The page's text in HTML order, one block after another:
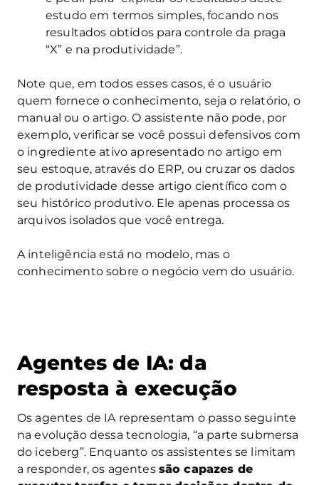
estudo em termos simples, focando nos
resultados obtidos para controle da praga
“X” e na produtividade”.
Note que, em todos esses casos, é o usuário
quem fornece o conhecimento, seja o relatório, o
manual ou o artigo. O assistente não pode, por
exemplo, verificar se você possui defensivos com
o ingrediente ativo apresentado no artigo em
seu estoque, através do ERP, ou cruzar os dados
de produtividade desse artigo científico com o
seu histórico produtivo. Ele apenas processa os
arquivos isolados que você entrega.
A inteligência está no modelo, mas o
conhecimento sobre o negócio vem do usuário.
Agentes de IA: da
resposta à execução
Os agentes de IA representam o passo seguinte
na evolução dessa tecnologia, “a parte submersa
do iceberg”. Enquanto os assistentes se limitam
a responder, os agentes são capazes de